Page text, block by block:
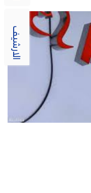
الارشيف